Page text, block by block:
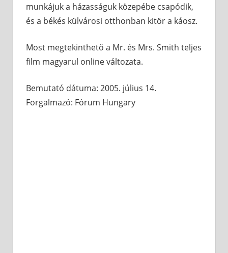
munkájuk a házasságuk közepébe csapódik,
és a békés külvárosi otthonban kitör a káosz.
Most megtekinthető a Mr. és Mrs. Smith teljes
film magyarul online változata.
Bemutató dátuma: 2005. július 14.
Forgalmazó: Fórum Hungary